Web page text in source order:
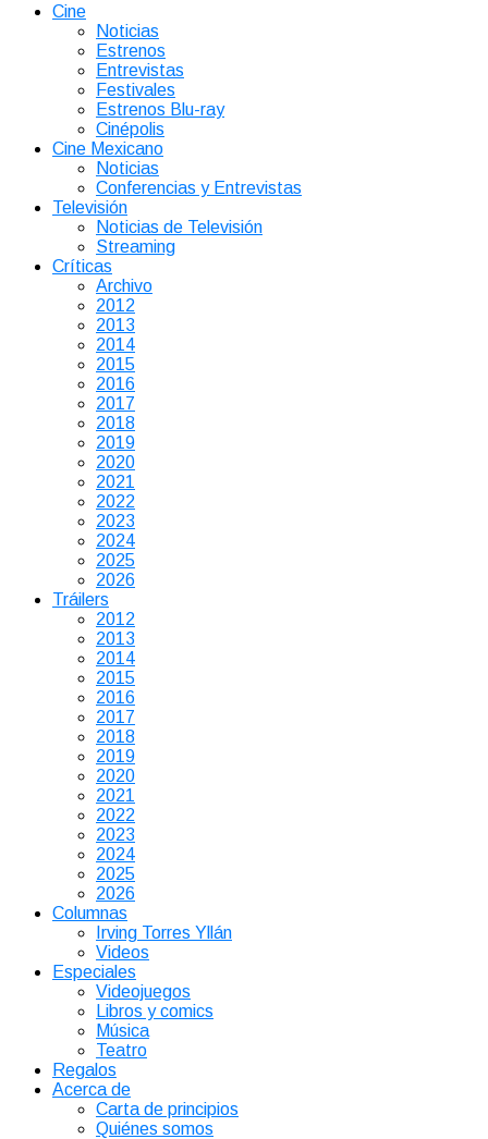
Cine
Noticias
Estrenos
Entrevistas
Festivales
Estrenos Blu-ray
Cinépolis
Cine Mexicano
Noticias
Conferencias y Entrevistas
Televisión
Noticias de Televisión
Streaming
Críticas
Archivo
2012
2013
2014
2015
2016
2017
2018
2019
2020
2021
2022
2023
2024
2025
2026
Tráilers
2012
2013
2014
2015
2016
2017
2018
2019
2020
2021
2022
2023
2024
2025
2026
Columnas
Irving Torres Yllán
Videos
Especiales
Videojuegos
Libros y comics
Música
Teatro
Regalos
Acerca de
Carta de principios
Quiénes somos